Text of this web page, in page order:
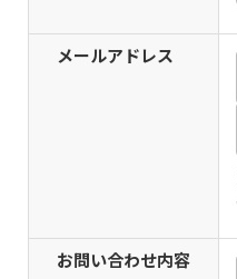
メールアドレス
お問い合わせ内容